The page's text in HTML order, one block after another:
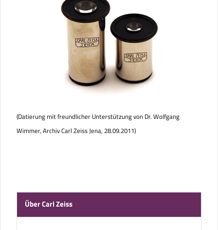
(Datierung mit freundlicher Unterstützung von Dr. Wolfgang
Wimmer, Archiv Carl Zeiss Jena, 28.09.2011)
Über Carl Zeiss